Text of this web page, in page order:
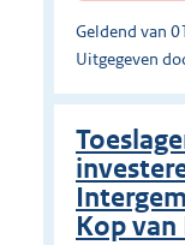
Geldend van
Uitgegeven
Kop